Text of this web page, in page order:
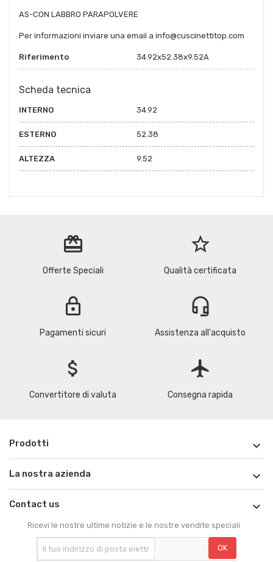
AS-CON LABBRO PARAPOLVERE
Per informazioni inviare una email a info@cuscinettitop.com
Riferimento 34.92x52.38x9.52A
Scheda tecnica
INTERNO 34.92
ESTERNO 52.38
ALTEZZA 9.52
redeem
Offerte Speciali
star_border
Qualità certificata
lock
Pagamenti sicuri
headset_mic
Assistenza all'acquisto
attach_money
Convertitore di valuta
flight
Consegna rapida
Prodotti 
La nostra azienda 
Contact us 
Ricevi le nostre ultime notizie e le nostre vendite speciali